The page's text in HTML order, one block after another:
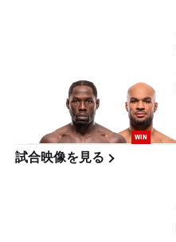
WIN
試合映像を見る